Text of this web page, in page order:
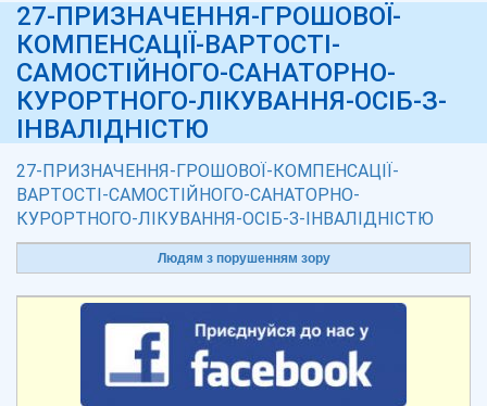
27-ПРИЗНАЧЕННЯ-ГРОШОВОЇ-
КОМПЕНСАЦІЇ-ВАРТОСТІ-
САМОСТІЙНОГО-САНАТОРНО-
КУРОРТНОГО-ЛІКУВАННЯ-ОСІБ-З-
ІНВАЛІДНІСТЮ
27-ПРИЗНАЧЕННЯ-ГРОШОВОЇ-КОМПЕНСАЦІЇ-
ВАРТОСТІ-САМОСТІЙНОГО-САНАТОРНО-
КУРОРТНОГО-ЛІКУВАННЯ-ОСІБ-З-ІНВАЛІДНІСТЮ
Людям з порушенням зору